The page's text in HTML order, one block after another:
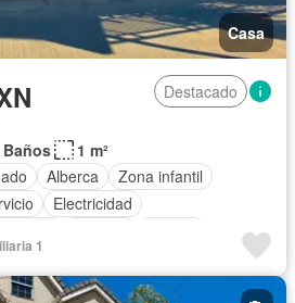
Casa
Destacado
Baños
1 m²
Alberca
Zona infantil
Electricidad
Completamente amueblado
04/07/2026 en - Arco Inmobiliaria 1